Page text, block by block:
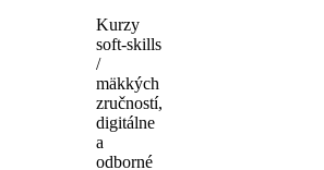
Kurzy
soft-skills
/
mäkkých
zručností,
digitálne
a
odborné